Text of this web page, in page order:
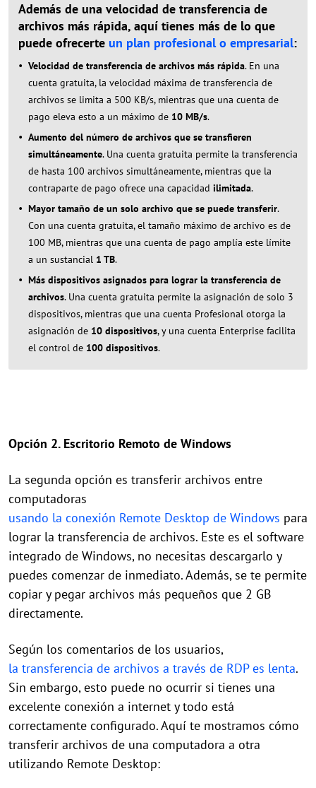
Además de una velocidad de transferencia de
archivos más rápida, aquí tienes más de lo que
puede ofrecerte un plan profesional o empresarial:
Velocidad de transferencia de archivos más rápida. En una
cuenta gratuita, la velocidad máxima de transferencia de
archivos se limita a 500 KB/s, mientras que una cuenta de
pago eleva esto a un máximo de 10 MB/s.
Aumento del número de archivos que se transfieren
simultáneamente. Una cuenta gratuita permite la transferencia
de hasta 100 archivos simultáneamente, mientras que la
contraparte de pago ofrece una capacidad ilimitada.
Mayor tamaño de un solo archivo que se puede transferir.
Con una cuenta gratuita, el tamaño máximo de archivo es de
100 MB, mientras que una cuenta de pago amplía este límite
a un sustancial 1 TB.
Más dispositivos asignados para lograr la transferencia de
archivos. Una cuenta gratuita permite la asignación de solo 3
dispositivos, mientras que una cuenta Profesional otorga la
asignación de 10 dispositivos, y una cuenta Enterprise facilita
el control de 100 dispositivos.
Opción 2. Escritorio Remoto de Windows
La segunda opción es transferir archivos entre
computadoras
usando la conexión Remote Desktop de Windows para
lograr la transferencia de archivos. Este es el software
integrado de Windows, no necesitas descargarlo y
puedes comenzar de inmediato. Además, se te permite
copiar y pegar archivos más pequeños que 2 GB
directamente.
Según los comentarios de los usuarios,
la transferencia de archivos a través de RDP es lenta.
Sin embargo, esto puede no ocurrir si tienes una
excelente conexión a internet y todo está
correctamente configurado. Aquí te mostramos cómo
transferir archivos de una computadora a otra
utilizando Remote Desktop: